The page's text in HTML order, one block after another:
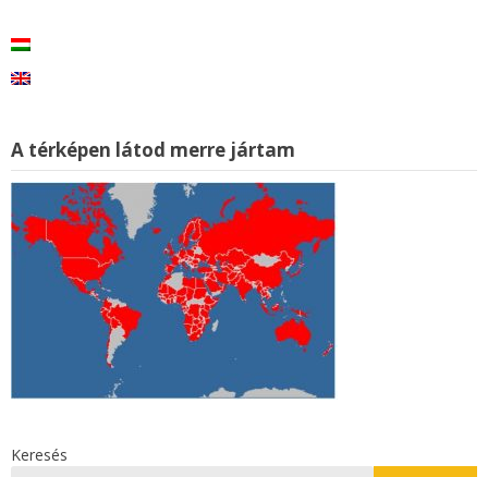
A térképen látod merre jártam
Keresés